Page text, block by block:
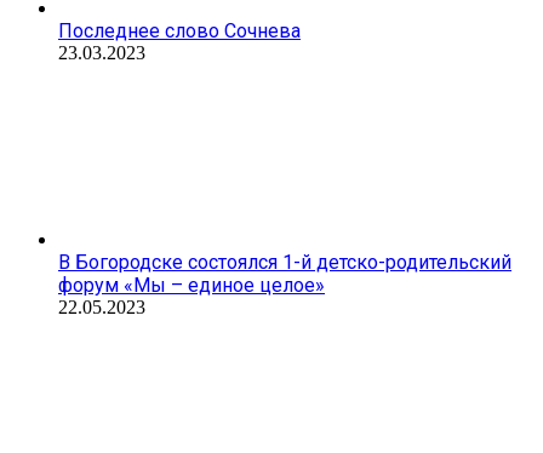
Последнее слово Сочнева
23.03.2023
В Богородске состоялся 1-й детско-родительский
форум «Мы – единое целое»
22.05.2023